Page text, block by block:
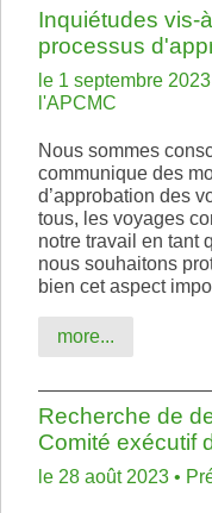
Inquiétudes vis-
processus
le 1 septembre
l'APCMC
Nous sommes
communique des
d’approbation des
tous, les voyages
notre travail en tant
nous souhaitons
bien cet aspect
more...
Recherche de
Comité exécutif
le 28 août 2023 •